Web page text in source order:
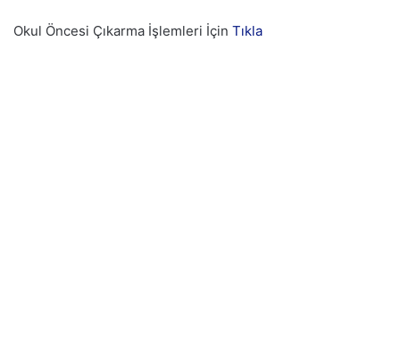
Okul Öncesi Çıkarma İşlemleri İçin Tıkla